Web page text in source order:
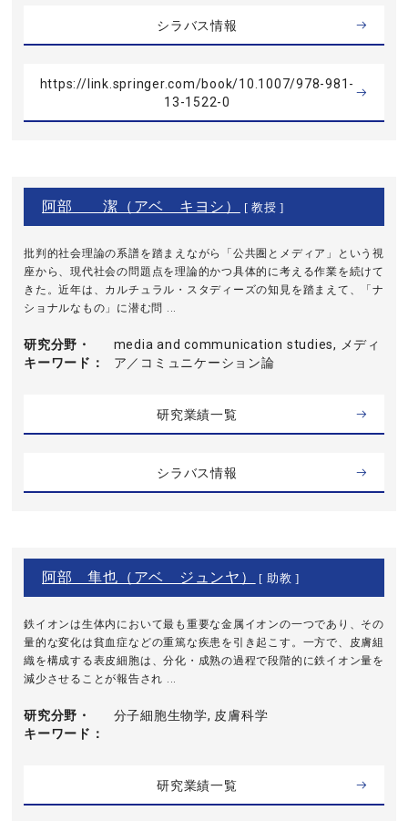
シラバス情報
https://link.springer.com/book/10.1007/978-981-
13-1522-0
阿部 潔（アベ キヨシ） [ 教授 ]
批判的社会理論の系譜を踏まえながら「公共圏とメディア」という視
座から、現代社会の問題点を理論的かつ具体的に考える作業を続けて
きた。近年は、カルチュラル・スタディーズの知見を踏まえて、「ナ
ショナルなもの」に潜む問 ...
研究分野・
キーワード
media and communication studies, メディ
ア／コミュニケーション論
研究業績一覧
シラバス情報
阿部 隼也（アベ ジュンヤ） [ 助教 ]
鉄イオンは生体内において最も重要な金属イオンの一つであり、その
量的な変化は貧血症などの重篤な疾患を引き起こす。一方で、皮膚組
織を構成する表皮細胞は、分化・成熟の過程で段階的に鉄イオン量を
減少させることが報告され ...
研究分野・
キーワード
分子細胞生物学, 皮膚科学
研究業績一覧